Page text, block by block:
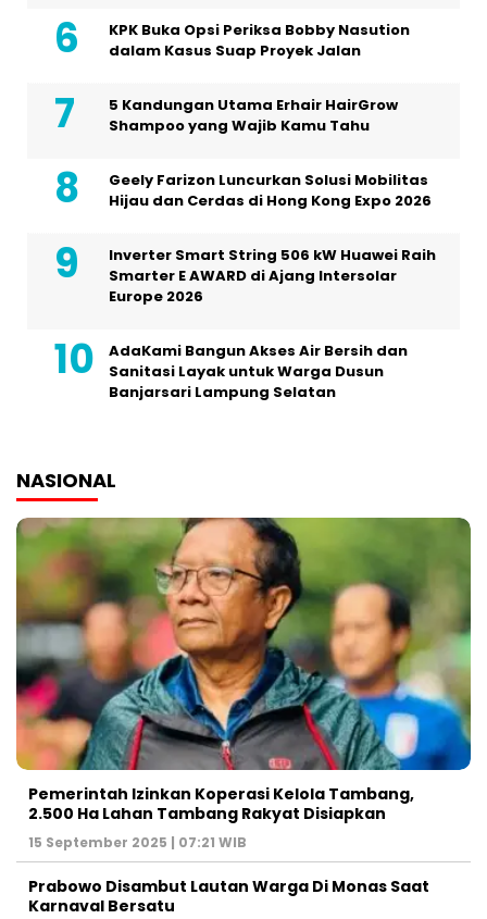
KPK Buka Opsi Periksa Bobby Nasution
dalam Kasus Suap Proyek Jalan
5 Kandungan Utama Erhair HairGrow
Shampoo yang Wajib Kamu Tahu
Geely Farizon Luncurkan Solusi Mobilitas
Hijau dan Cerdas di Hong Kong Expo 2026
Inverter Smart String 506 kW Huawei Raih
Smarter E AWARD di Ajang Intersolar
Europe 2026
AdaKami Bangun Akses Air Bersih dan
Sanitasi Layak untuk Warga Dusun
Banjarsari Lampung Selatan
NASIONAL
Pemerintah Izinkan Koperasi Kelola Tambang,
2.500 Ha Lahan Tambang Rakyat Disiapkan
15 September 2025 | 07:21 WIB
Prabowo Disambut Lautan Warga Di Monas Saat
Karnaval Bersatu